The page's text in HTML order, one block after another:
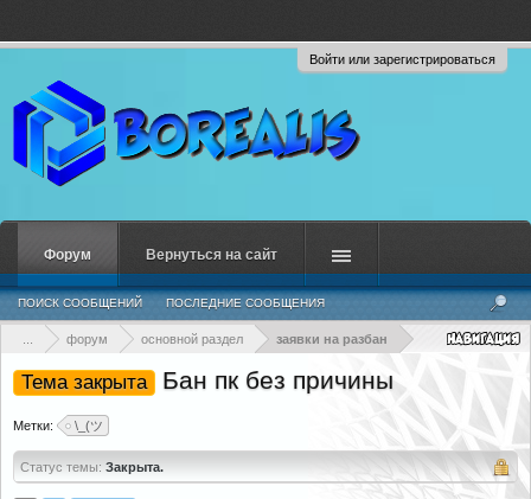
Войти или зарегистрироваться
форум основной раздел заявки на разбан
Тема закрыта Бан пк без причины
Метки: \_(ツ
Статус темы: Закрыта.
Форум
ПОИСК СООБЩЕНИЙ ПОСЛЕДНИЕ СООБЩЕНИЯ
Вернуться на сайт